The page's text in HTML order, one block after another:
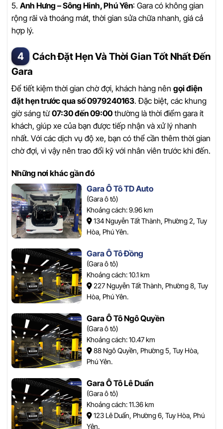
5. Anh Hưng – Sông Hinh, Phú Yên: Gara có không gian
rộng rãi và thoáng mát, thời gian sửa chữa nhanh, giá cả
hợp lý.
Cách Đặt Hẹn Và Thời Gian Tốt Nhất Đến
Gara
Để tiết kiệm thời gian chờ đợi, khách hàng nên gọi điện
đặt hẹn trước qua số 0979240163. Đặc biệt, các khung
giờ sáng từ07:30 đến 09:00 thường là thời điểm gara ít
khách, giúp xe của bạn được tiếp nhận và xử lý nhanh
nhất. Với các dịch vụ độ xe, bạn có thể cần thêm thời gian
chờ đợi, vì vậy nên trao đổi kỹ với nhân viên trước khi đến.
Những nơi khác gần đó
Gara Ô Tô TD Auto
(Gara ô tô)
Khoảng cách: 9.96 km
134 Nguyễn Tất Thành, Phường 2, Tuy
Hòa, Phú Yên.
Gara Ô Tô Đồng
(Gara ô tô)
Khoảng cách: 10.1 km
227 Nguyễn Tất Thành, Phường 8, Tuy
Hòa, Phú Yên.
Gara Ô Tô Ngô Quyền
(Gara ô tô)
Khoảng cách: 10.47 km
88 Ngô Quyền, Phường 5, Tuy Hòa,
Phú Yên.
Gara Ô Tô Lê Duẩn
(Gara ô tô)
Khoảng cách: 11.36 km
123 Lê Duẩn, Phường 6, Tuy Hòa, Phú
Yên.